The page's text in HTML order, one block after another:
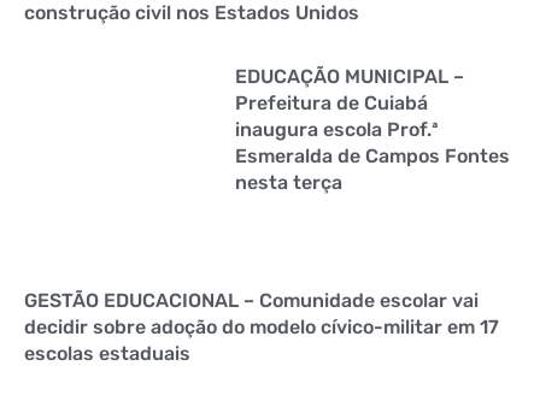
construção civil nos Estados Unidos
EDUCAÇÃO MUNICIPAL –
Prefeitura de Cuiabá
inaugura escola Prof.ª
Esmeralda de Campos Fontes
nesta terça
GESTÃO EDUCACIONAL – Comunidade escolar vai
decidir sobre adoção do modelo cívico-militar em 17
escolas estaduais